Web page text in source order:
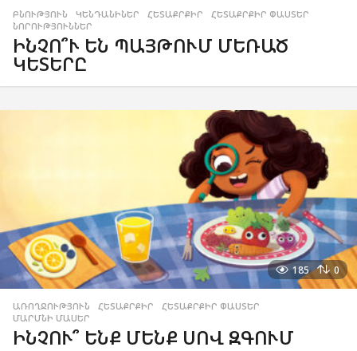
ԲՆՈՒԹՅՈՒՆ ,ԿԵՆԴԱՆԻՆԵՐ ,ՀԵՏԱՔՐՔԻՐ ,ՀԵՏԱՔՐՔԻՐ ՓԱՍՏԵՐ
ՆՈՐՈՒԹՅՈՒՆՆԵՐ
ԻՆՉՈ՞Ւ ԵՆ ՊԱՅԹՈՒՄ ՄԵՌԱԾ
ԿԵՏԵՐԸ
185 0
ԱՌՈՂՋՈՒԹՅՈՒՆ ,ՀԵՏԱՔՐՔԻՐ ,ՀԵՏԱՔՐՔԻՐ ՓԱՍՏԵՐ
ՄԱՐՄՆԻ ՄԱՍԵՐ
ԻՆՉՈՒ՞ ԵՆՔ ՄԵՆՔ ՍՈՎ ԶԳՈՒՄ